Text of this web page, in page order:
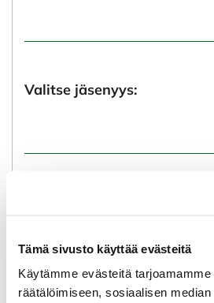
Tämä sivusto käyttää evästeitä
Käytämme evästeitä
räätälöimiseen, sosiaalisen
Valitse jäsenyys:
Ymmärrän ja hyväksyn,
Tietoja ei luovuteta
Ymmärrän